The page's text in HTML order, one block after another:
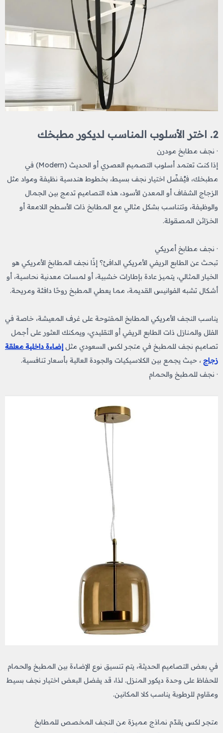
2. اختر الأسلوب المناسب لديكور مطبخك
· نجف مطابخ مودرن
إذا كنت تعتمد أسلوب التصميم العصري أو الحديث (Modern) في
مطبخك، فيُفضّل اختيار نجف بسيط، بخطوط هندسية نظيفة ومواد مثل
الزجاج الشفاف أو المعدن الأسود، هذه التصاميم تدمج بين الجمال
والوظيفة، وتتناسب بشكل مثالي مع المطابخ ذات الأسطح اللامعة أو
الخزائن المصقولة.
· نجف مطابخ أمريكي
تبحث عن الطابع الريفي الأمريكي الدافئ؟ إذًا نجف المطابخ الأمريكي هو
الخيار المثالي، يتميز عادة بإطارات خشبية، أو لمسات معدنية نحاسية، أو
أشكال تشبه الفوانيس القديمة، مما يعطي المطبخ روحًا دافئة ومريحة.
يناسب النجف الأمريكي المطابخ المفتوحة على غرف المعيشة، خاصة في
الفلل والمنازل ذات الطابع الريفي أو التقليدي، ويمكنك العثور على أجمل
تصاميم نجف للمطبخ​ في متجر لكس السعودي مثل إضاءة داخلية معلقة
زجاج ، حيث يجمع بين الكلاسيكيات والجودة العالية بأسعار تنافسية.
· نجف للمطبخ والحمام
في بعض التصاميم الحديثة، يتم تنسيق نوع الإضاءة بين المطبخ والحمام
للحفاظ على وحدة ديكور المنزل. لذا، قد يفضل البعض اختيار نجف بسيط
ومقاوم للرطوبة يناسب كلا المكانين.
متجر لكس يقدّم نماذج مميزة من النجف المخصص للمطابخ